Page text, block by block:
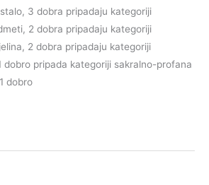
3 dobra pripadaju kategoriji
2 dobra pripadaju kategoriji
2 dobra pripadaju kategoriji
dobro pripada kategoriji sakralno-profana
dobro